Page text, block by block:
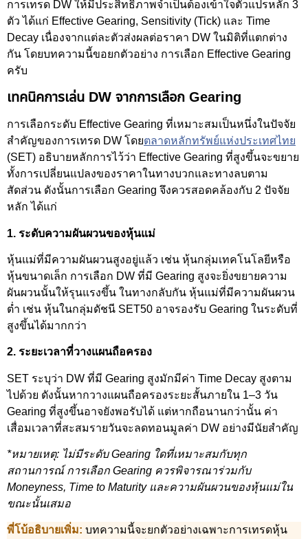
การเทรด DW ให้มีประสิทธิภาพจำเป็นต้องเข้าใจตัวแปรหลัก 3
ตัว ได้แก่ Effective Gearing, Sensitivity (Tick) และ Time
Decay เนื่องจากแต่ละตัวส่งผลต่อราคา DW ในมิติที่แตกต่าง
กัน โดยบทความนี้ขอยกตัวอย่าง การเลือก Effective Gearing
ครับ
เทคนิคการเล่น DW จากการเลือก Gearing
การเลือกระดับ Effective Gearing ที่เหมาะสมเป็นหนึ่งในปัจจัย
สำคัญของการเทรด DW โดยตลาดหลักทรัพย์แห่งประเทศไทย
(SET) อธิบายหลักการไว้ว่า Effective Gearing ที่สูงขึ้นจะขยาย
ทั้งการเปลี่ยนแปลงของราคาในทางบวกและทางลบตาม
สัดส่วน ดังนั้นการเลือก Gearing จึงควรสอดคล้องกับ 2 ปัจจัย
หลัก ได้แก่
1. ระดับความผันผวนของหุ้นแม่
หุ้นแม่ที่มีความผันผวนสูงอยู่แล้ว เช่น หุ้นกลุ่มเทคโนโลยีหรือ
หุ้นขนาดเล็ก การเลือก DW ที่มี Gearing สูงจะยิ่งขยายความ
ผันผวนนั้นให้รุนแรงขึ้น ในทางกลับกัน หุ้นแม่ที่มีความผันผวน
ต่ำ เช่น หุ้นในกลุ่มดัชนี SET50 อาจรองรับ Gearing ในระดับที่
สูงขึ้นได้มากกว่า
2. ระยะเวลาที่วางแผนถือครอง
SET ระบุว่า DW ที่มี Gearing สูงมักมีค่า Time Decay สูงตาม
ไปด้วย ดังนั้นหากวางแผนถือครองระยะสั้นภายใน 1–3 วัน
Gearing ที่สูงขึ้นอาจยังพอรับได้ แต่หากถือนานกว่านั้น ค่า
เสื่อมเวลาที่สะสมรายวันจะลดทอนมูลค่า DW อย่างมีนัยสำคัญ
*หมายเหตุ: ไม่มีระดับ Gearing ใดที่เหมาะสมกับทุก
สถานการณ์ การเลือก Gearing ควรพิจารณาร่วมกับ
Moneyness, Time to Maturity และความผันผวนของหุ้นแม่ใน
ขณะนั้นเสมอ
พี่โบ้อธิบายเพิ่ม: บทความนี้จะยกตัวอย่างเฉพาะการเทรดหุ้น